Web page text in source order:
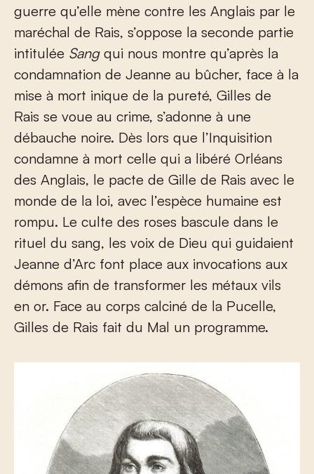
guerre qu’elle mène contre les Anglais par le
maréchal de Rais, s’oppose la seconde partie
intitulée Sang qui nous montre qu’après la
condamnation de Jeanne au bûcher, face à la
mise à mort inique de la pureté, Gilles de
Rais se voue au crime, s’adonne à une
débauche noire. Dès lors que l’Inquisition
condamne à mort celle qui a libéré Orléans
des Anglais, le pacte de Gille de Rais avec le
monde de la loi, avec l’espèce humaine est
rompu. Le culte des roses bascule dans le
rituel du sang, les voix de Dieu qui guidaient
Jeanne d’Arc font place aux invocations aux
démons afin de transformer les métaux vils
en or. Face au corps calciné de la Pucelle,
Gilles de Rais fait du Mal un programme.